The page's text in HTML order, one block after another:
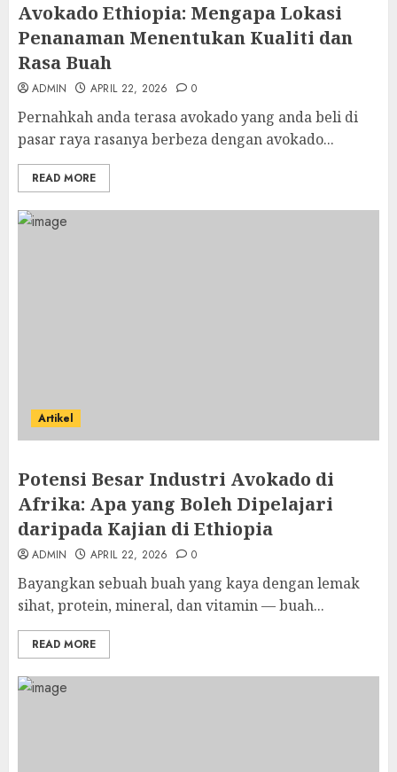
Avokado Ethiopia: Mengapa Lokasi
Penanaman Menentukan Kualiti dan
Rasa Buah
ADMIN APRIL 22, 2026 0
Pernahkah anda terasa avokado yang anda beli di
pasar raya rasanya berbeza dengan avokado...
READ MORE
Artikel
Potensi Besar Industri Avokado di
Afrika: Apa yang Boleh Dipelajari
daripada Kajian di Ethiopia
ADMIN APRIL 22, 2026 0
Bayangkan sebuah buah yang kaya dengan lemak
sihat, protein, mineral, dan vitamin — buah...
READ MORE